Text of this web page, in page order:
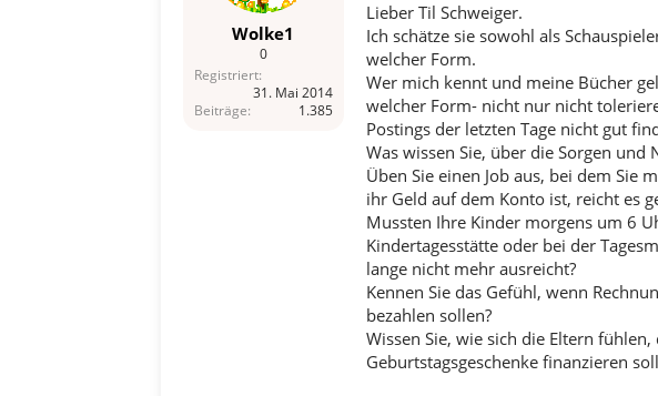
Wolke1
0
Registriert
31. Mai 2014
Beiträge
1.385
Lieber Til Schweiger.
Ich schätze sie sowohl als
welcher Form.
Wer mich kennt und meine Bücher
welcher Form- nicht nur nicht
Postings der letzten Tage nicht gut
Was wissen Sie, über die Sorgen und
Üben Sie einen Job aus, bei dem Sie
ihr Geld auf dem Konto ist, reicht es
Mussten Ihre Kinder morgens um 6
Kindertagesstätte oder bei der
lange nicht mehr ausreicht?
Kennen Sie das Gefühl, wenn
bezahlen sollen?
Wissen Sie, wie sich die Eltern
Geburtstagsgeschenke finanzieren